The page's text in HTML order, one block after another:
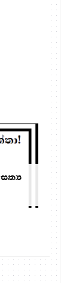
සත්‍ය